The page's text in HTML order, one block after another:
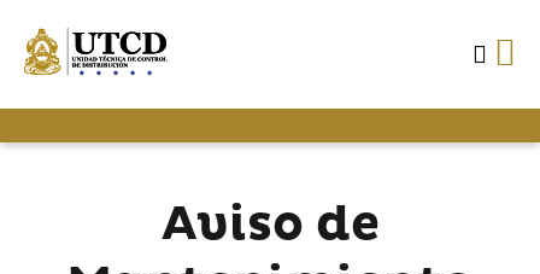
Aviso de